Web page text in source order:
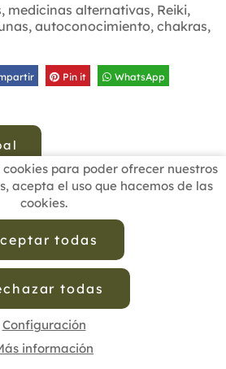
, medicinas alternativas, Reiki,
, autoconocimiento, chakras,
Pin it WhatsApp
para poder ofrecer nuestros
acepta el uso que hacemos de las
cookies.
todas
todas
Configuración
información
PROFESIONALES
CONTACTO
de Privacidad de Datos
Calidad
Política de Cookies
de Cookies
y programación por